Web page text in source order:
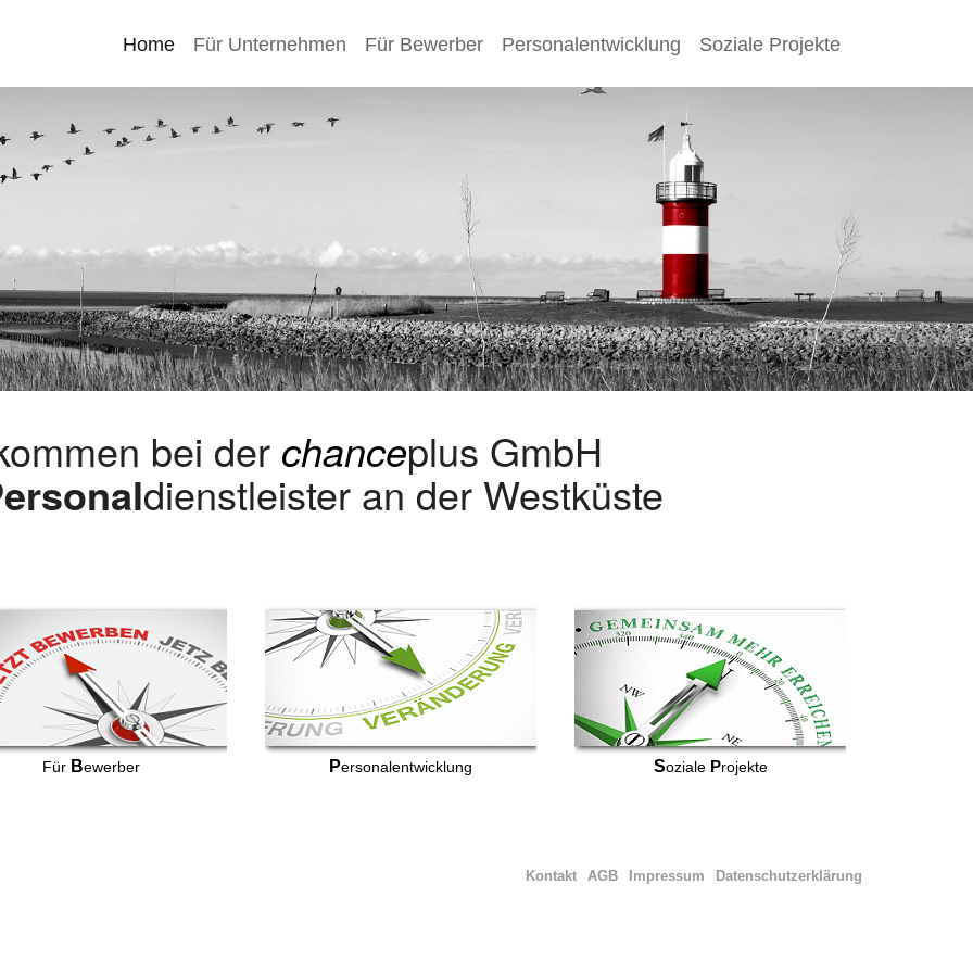
Home Für Unternehmen Für Bewerber Personalentwicklung Soziale Projekte
bei der chanceplus GmbH
dienstleister an der Westküste
Für Bewerber Personalentwicklung Soziale Projekte
Datenschutzerklärung
Impressum
AGB
Kontakt